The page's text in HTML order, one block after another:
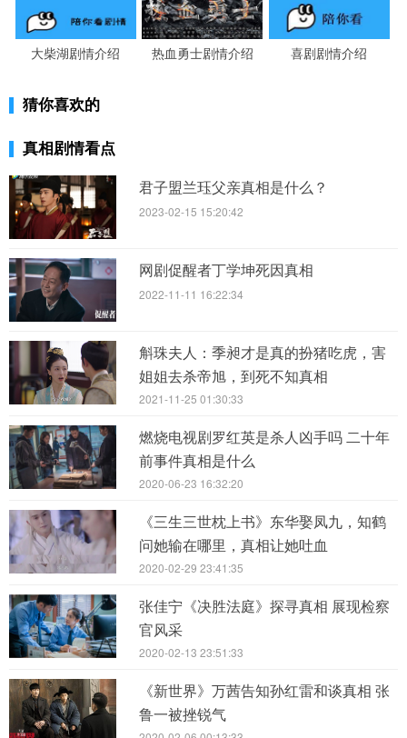
大柴湖剧情介绍 热血勇士剧情介绍 喜剧剧情介绍
猜你喜欢的
真相剧情看点
君子盟兰珏父亲真相是什么？
2023-02-15 15:20:42
网剧促醒者丁学坤死因真相
2022-11-11 16:22:34
斛珠夫人：季昶才是真的扮猪吃虎，害
姐姐去杀帝旭，到死不知真相
2021-11-25 01:30:33
燃烧电视剧罗红英是杀人凶手吗 二十年
前事件真相是什么
2020-06-23 16:32:20
《三生三世枕上书》东华娶凤九，知鹤
问她输在哪里，真相让她吐血
2020-02-29 23:41:35
张佳宁《决胜法庭》探寻真相 展现检察
官风采
2020-02-13 23:51:33
《新世界》万茜告知孙红雷和谈真相 张
鲁一被挫锐气